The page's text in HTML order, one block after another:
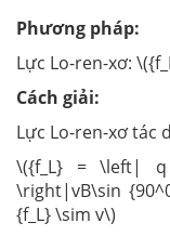
Phương pháp:
Lực Lo-ren-xơ:
Cách giải:
Lực Lo-ren-xơ tác
\({f_L} = \left|
\right|vB\sin
{f_L} \sim v\)